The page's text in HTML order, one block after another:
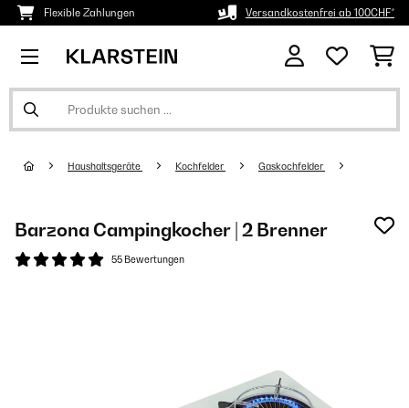
Flexible Zahlungen Versandkostenfrei ab 100CHF*
Haushaltsgeräte Kochfelder Gaskochfelder
Barzona Campingkocher | 2 Brenner
55 Bewertungen